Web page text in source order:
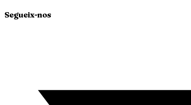
Segueix-nos